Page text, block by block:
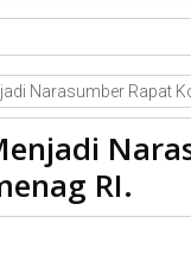
Narasumber Rapat
RI.